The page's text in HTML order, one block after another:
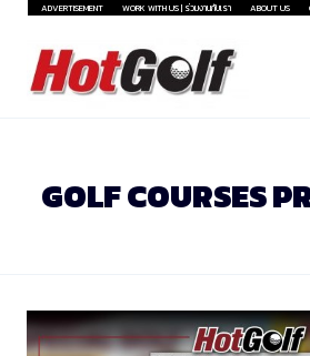
Skip
content
ADVERTISEMENT WORK WITH US | ร่วมงานกับเรา ABOUT US
GOLF COURSES